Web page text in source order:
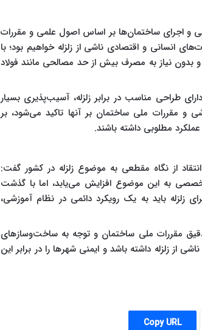
و اجرای ساختمان‌ها بر اساس اصول علمی و مقررات
انسانی و اقتصادی ناشی از زلزله خواهیم بود؛ با
و بدون نیاز به مصرف بیش از حد مصالحی مانند فولاد
طراحی مناسب در برابر زلزله، آسیب‌پذیری بسیار
و مقررات ملی ساختمان بر آنها تاکید می‌شود، بر
عملکرد مطلوبی داشته باشند.
با انتقاد از نگاه مقطعی به موضوع زلزله در کشور گفت:
به این موضوع افزایش می‌یابد، اما با گذشت
زلزله باید به یک رویکرد دائمی در نظام آموزشی،
دقیق مقررات ملی ساختمان و توجه به ساخت‌وسازهای
زلزله داشته باشد و ایمنی شهرها را در برابر این
Copy URL